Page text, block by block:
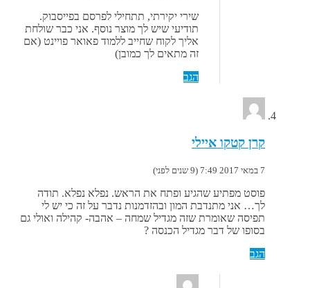
שירי יקירתי, תתחילי לפרסם בפייסבוק.
תודיעי שיש לך מוצר נוסף. אני כבר שולחת
אליך לקוח שחייב ללמוד פאואר פויינט (אם
זה מתאים לך כמובן)
הגב
קרן קטקו איילי
7 במאי 2017 7:49 (9 שנים לפני)
פוסט מפתיע שהגיע ופתח את הראש. נפלא נפלא. תודה
לך… אני מתנדבת המון ובהזדמנות נדבר על זה כי יש לי
תפיסה שאומרת שזה מגדיל שמחה – אהבה- קהילה ואולי גם
בסופו של דבר מגדיל הכנסה ?
הגב